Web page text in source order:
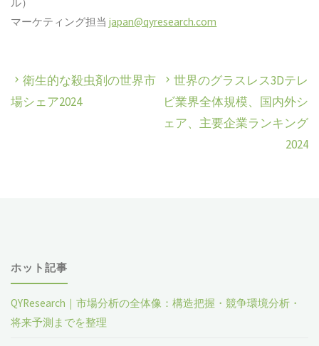
マーケティング担当japan@qyresearch.com
衛生的な殺虫剤の世界市
場シェア2024
世界のグラスレス3Dテレ
ビ業界全体規模、国内外シ
ェア、主要企業ランキング
2024
ホット記事
QYResearch｜市場分析の全体像：構造把握・競争環境分析・
将来予測までを整理